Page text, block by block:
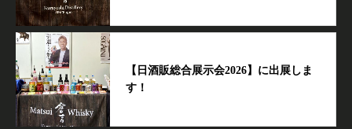
【日酒販総合展示会2026】に出展しま
す！